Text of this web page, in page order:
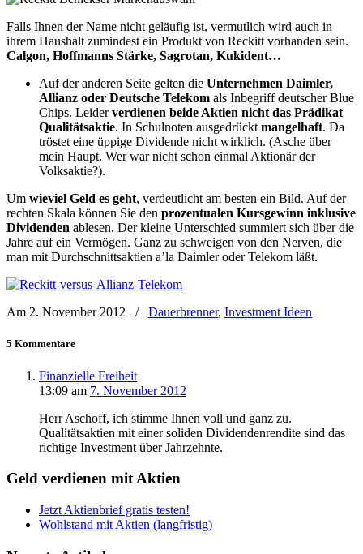
Falls Ihnen der Name nicht geläufig ist, vermutlich wird auch in
ihrem Haushalt zumindest ein Produkt von Reckitt vorhanden sein.
Calgon, Hoffmanns Stärke, Sagrotan, Kukident…
Auf der anderen Seite gelten die Unternehmen Daimler,
Allianz oder Deutsche Telekom als Inbegriff deutscher Blue
Chips. Leiderverdienen beide Aktien nicht das Prädikat
Qualitätsaktie. In Schulnoten ausgedrückt mangelhaft. Da
tröstet eine üppige Dividende nicht wirklich. (Asche über
mein Haupt. Wer war nicht schon einmal Aktionär der
Volksaktie?).
Um wieviel Geld es geht, verdeutlicht am besten ein Bild. Auf der
rechten Skala können Sie den prozentualen Kursgewinn inklusive
Dividenden ablesen. Der kleine Unterschied summiert sich über die
Jahre auf ein Vermögen. Ganz zu schweigen von den Nerven, die
man mit Durchschnittsaktien a’la Daimler oder Telekom läßt.
Am 2. November 2012 / Dauerbrenner, Investment Ideen
5 Kommentare
Finanzielle Freiheit
13:09 am 7. November 2012
Herr Aschoff, ich stimme Ihnen voll und ganz zu.
Qualitätsaktien mit einer soliden Dividendenrendite sind das
richtige Investment über Jahrzehnte.
Geld verdienen mit Aktien
Jetzt Aktienbrief gratis testen!
Wohlstand mit Aktien (langfristig)